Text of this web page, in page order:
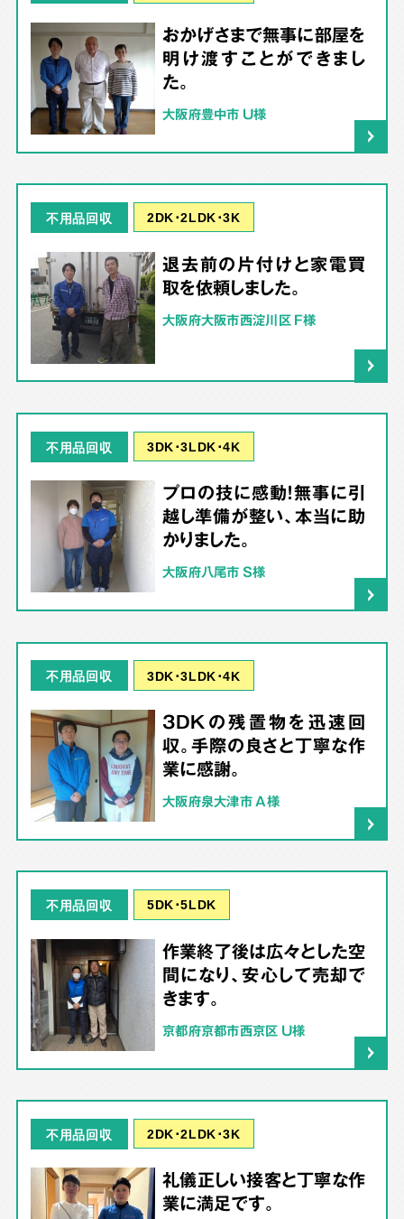
おかげさまで無事に部屋を
明け渡すことができまし
た。
大阪府豊中市 U様
不用品回収 2DK･2LDK･3K
退去前の片付けと家電買
取を依頼しました。
大阪府大阪市西淀川区 F様
不用品回収 3DK･3LDK･4K
プロの技に感動！無事に引
越し準備が整い、本当に助
かりました。
大阪府八尾市 S様
不用品回収 3DK･3LDK･4K
3DKの残置物を迅速回
収。手際の良さと丁寧な作
業に感謝。
大阪府泉大津市 A様
不用品回収 5DK･5LDK
作業終了後は広々とした空
間になり、安心して売却で
きます。
京都府京都市西京区 U様
不用品回収 2DK･2LDK･3K
礼儀正しい接客と丁寧な作
業に満足です。